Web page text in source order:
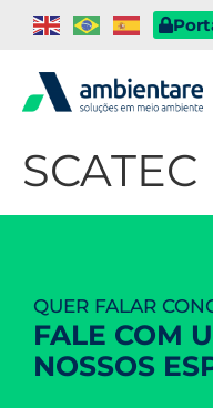
SCATEC
QUER FALAR
FALE COM
NOSSOS